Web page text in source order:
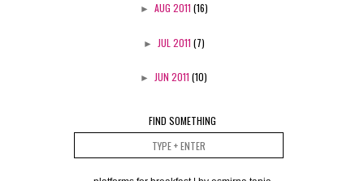
► AUG 2011 (16)
► JUL 2011 (7)
► JUN 2011 (10)
FIND SOMETHING